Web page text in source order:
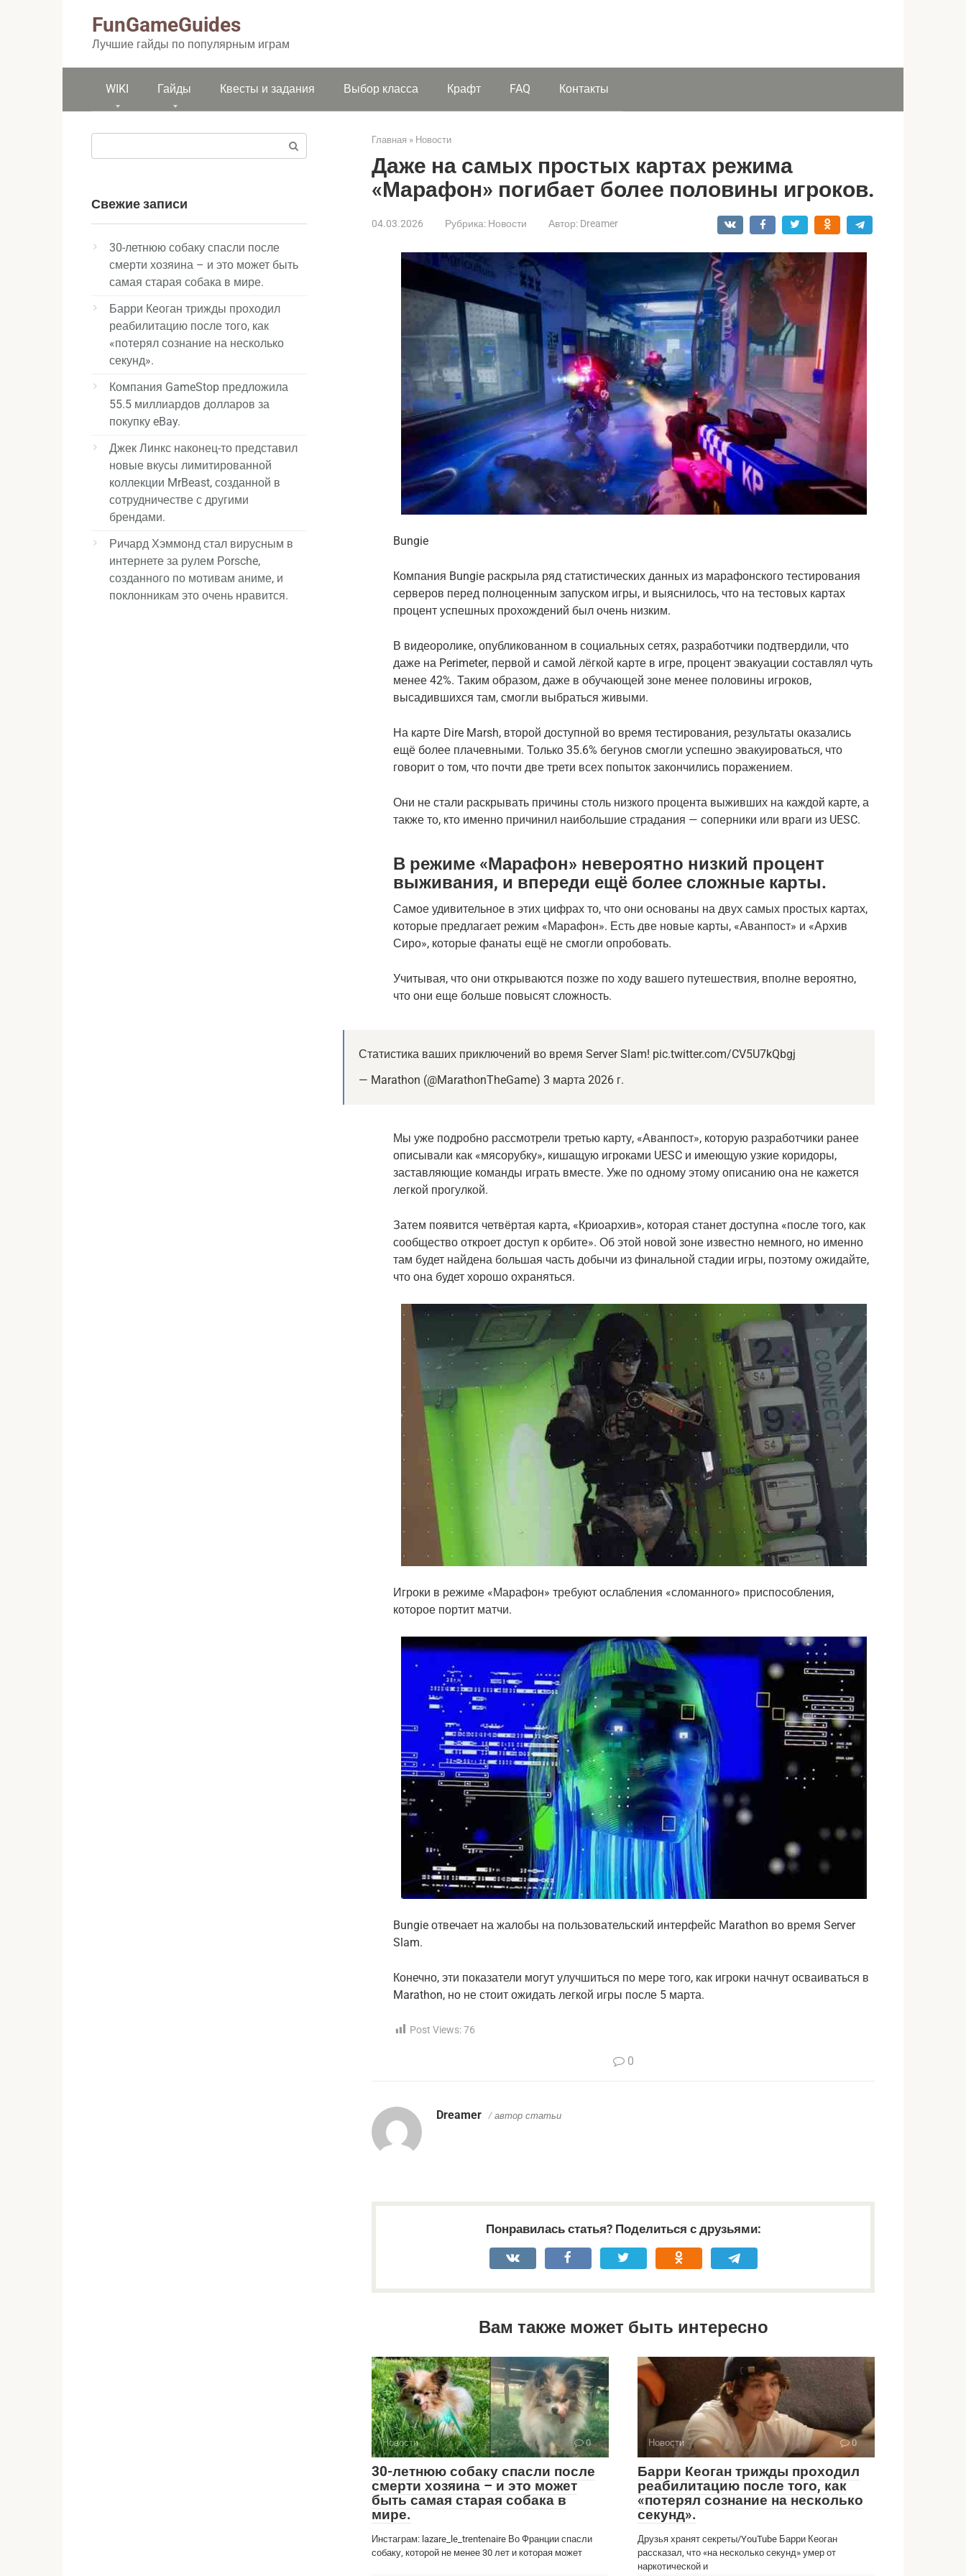
FunGameGuides
Лучшие гайды по популярным играм
WIKI Гайды Квесты и задания Выбор класса Крафт FAQ Контакты
Главная » Новости
Даже на самых простых картах режима
«Марафон» погибает более половины игроков.
04.03.2026 Рубрика: Новости Автор: Dreamer
Bungie
Компания Bungie раскрыла ряд статистических данных из марафонского тестирования
серверов перед полноценным запуском игры, и выяснилось, что на тестовых картах
процент успешных прохождений был очень низким.
В видеоролике, опубликованном в социальных сетях, разработчики подтвердили, что
даже на Perimeter, первой и самой лёгкой карте в игре, процент эвакуации составлял чуть
менее 42%. Таким образом, даже в обучающей зоне менее половины игроков,
высадившихся там, смогли выбраться живыми.
На карте Dire Marsh, второй доступной во время тестирования, результаты оказались
ещё более плачевными. Только 35.6% бегунов смогли успешно эвакуироваться, что
говорит о том, что почти две трети всех попыток закончились поражением.
Они не стали раскрывать причины столь низкого процента выживших на каждой карте, а
также то, кто именно причинил наибольшие страдания — соперники или враги из UESC.
В режиме «Марафон» невероятно низкий процент
выживания, и впереди ещё более сложные карты.
Самое удивительное в этих цифрах то, что они основаны на двух самых простых картах,
которые предлагает режим «Марафон». Есть две новые карты, «Аванпост» и «Архив
Сиро», которые фанаты ещё не смогли опробовать.
Учитывая, что они открываются позже по ходу вашего путешествия, вполне вероятно,
что они еще больше повысят сложность.
Статистика ваших приключений во время Server Slam! pic.twitter.com/CV5U7kQbgj
— Marathon (@MarathonTheGame) 3 марта 2026 г.
Мы уже подробно рассмотрели третью карту, «Аванпост», которую разработчики ранее
описывали как «мясорубку», кишащую игроками UESC и имеющую узкие коридоры,
заставляющие команды играть вместе. Уже по одному этому описанию она не кажется
легкой прогулкой.
Затем появится четвёртая карта, «Криоархив», которая станет доступна «после того, как
сообщество откроет доступ к орбите». Об этой новой зоне известно немного, но именно
там будет найдена большая часть добычи из финальной стадии игры, поэтому ожидайте,
что она будет хорошо охраняться.
Игроки в режиме «Марафон» требуют ослабления «сломанного» приспособления,
которое портит матчи.
Bungie отвечает на жалобы на пользовательский интерфейс Marathon во время Server
Slam.
Конечно, эти показатели могут улучшиться по мере того, как игроки начнут осваиваться в
Marathon, но не стоит ожидать легкой игры после 5 марта.
Post Views:76
0
Dreamer / автор статьи
Понравилась статья? Поделиться с друзьями:
Вам также может быть интересно
Новости 0
30-летнюю собаку спасли после
смерти хозяина – и это может
быть самая старая собака в
мире.
Инстаграм: lazare_le_trentenaire Во Франции спасли
собаку, которой не менее 30 лет и которая может
Новости 0
Барри Кеоган трижды проходил
реабилитацию после того, как
«потерял сознание на несколько
секунд».
Друзья хранят секреты/YouTube Барри Кеоган
рассказал, что «на несколько секунд» умер от
наркотической и
Свежие записи
30-летнюю собаку спасли после
смерти хозяина – и это может быть
самая старая собака в мире.
Барри Кеоган трижды проходил
реабилитацию после того, как
«потерял сознание на несколько
секунд».
Компания GameStop предложила
55.5 миллиардов долларов за
покупку eBay.
Джек Линкс наконец-то представил
новые вкусы лимитированной
коллекции MrBeast, созданной в
сотрудничестве с другими
брендами.
Ричард Хэммонд стал вирусным в
интернете за рулем Porsche,
созданного по мотивам аниме, и
поклонникам это очень нравится.